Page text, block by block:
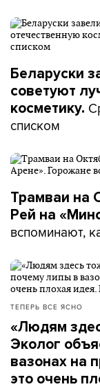
Беларуски
советуют
косметику.
списком
Трамваи на
Рей на
вспоминают,
ТЕПЕРЬ ВСЕ ЯСНО
«Людям
Эколог
вазонах на
это очень